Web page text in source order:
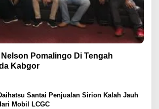
Pomalingo Di Tengah
Kabgor
Santai Penjualan Sirion Kalah Jauh
Mobil LCGC